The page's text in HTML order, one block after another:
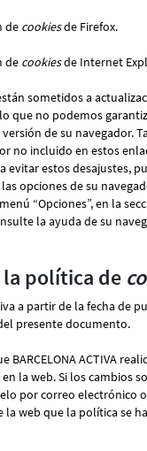
de cookiesde Firefox.
de cookiesde Internet
sometidos a
que no podemos
de su navegador.
no incluido en estos
evitar estos desajustes,
opciones de su
“Opciones”, en la
la ayuda de su
la política de
a partir de la fecha de
presente documento.
BARCELONA ACTIVA
la web. Si los cambios
por correo electrónico
la web que la política se